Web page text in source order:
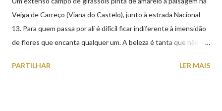
Veiga de Carreço (Viana do Castelo), junto à estrada Nacional
13. Para quem passa por ali é difícil ficar indiferente à imensidão
de flores que encanta qualquer um. A beleza é tanta que não
aproveite a paisagem como cenário para tirar algumas
PARTILHAR LER MAIS